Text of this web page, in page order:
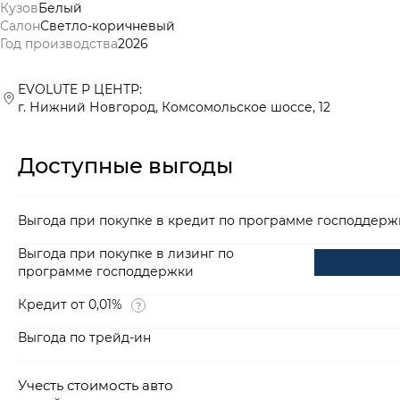
КузовБелый
СалонСветло-коричневый
Год производства2026
EVOLUTE Р ЦЕНТР:
г. Нижний Новгород, Комсомольское шоссе, 12
Доступные выгоды
Выгода при покупке в кредит по программе
Выгода при покупке в лизинг по
программе господдержки
Кредит от 0,01%
Выгода по трейд-ин
Учесть стоимость авто